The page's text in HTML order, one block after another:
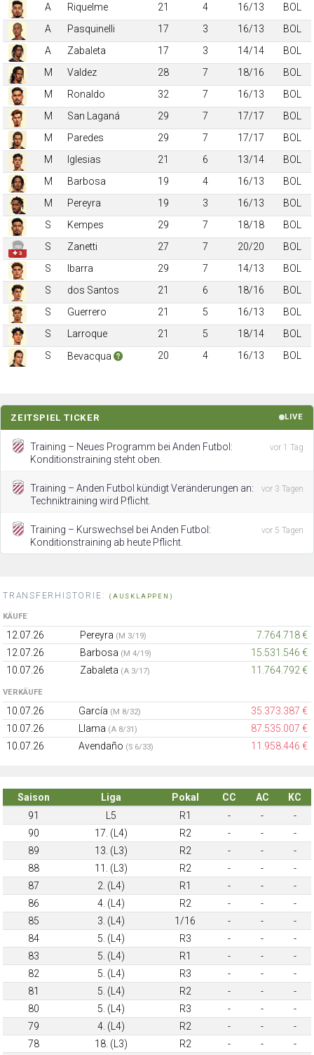
A
Riquelme 21 4 16/13
BOL
A
Pasquinelli 17 3 16/13
BOL
A
Zabaleta 17 3 14/14
BOL
M
Valdez 28 7 18/16
BOL
M
Ronaldo 32 7 16/13
BOL
M
San Laganá 29 7 17/17
BOL
M
Paredes 29 7 17/17
BOL
M
Iglesias 21 6 13/14
BOL
M
Barbosa 19 4 16/13
BOL
M
Pereyra 19 3 16/13
BOL
S
Kempes 29 7 18/18 BOL
✚ 3
S Zanetti 27 7 20/20
BOL
S
Ibarra 29 7 14/13
BOL
S
dos Santos 21 6 18/16
BOL
S
Guerrero 21 5 16/13
BOL
S
Larroque 21 5 18/14
BOL
S
Bevacqua 20 4 16/13 BOL
ZEITSPIEL TICKER LIVE
Training – Neues Programm bei Anden Futbol:
Konditionstraining steht oben.
vor 1 Tag
Training – Anden Futbol kündigt Veränderungen an:
Techniktraining wird Pflicht.
vor 3 Tagen
Training – Kurswechsel bei Anden Futbol:
Konditionstraining ab heute Pflicht.
vor 5 Tagen
TRANSFERHISTORIE: (AUSKLAPPEN)
KÄUFE
12.07.26 Pereyra (M 3/19)
7.764.718 €
12.07.26
Barbosa (M 4/19)
15.531.546 €
10.07.26
Zabaleta (A 3/17) 11.764.792 €
VERKÄUFE
10.07.26 García (M 8/32)
35.373.387 €
10.07.26
Llama (A 8/31)
87.535.007 €
10.07.26
Avendaño (S 6/33) 11.958.446 €
Saison Liga Pokal CC AC
KC
91
L5 R1 - -
-
90
17. (L4) R2 - -
-
89
13. (L3) R2 - -
-
88
11. (L3) R2 - -
-
87
2. (L4) R1 - -
-
86
4. (L4) R2 - -
-
85
3. (L4) 1/16 - -
-
84
5. (L4) R3 - -
-
83
5. (L4) R1 - -
-
82
5. (L4) R3 - -
-
81
5. (L4) R2 - -
-
80
5. (L4) R3 - -
-
79
4. (L4) R2 - -
-
78
18. (L3) R2 - - -